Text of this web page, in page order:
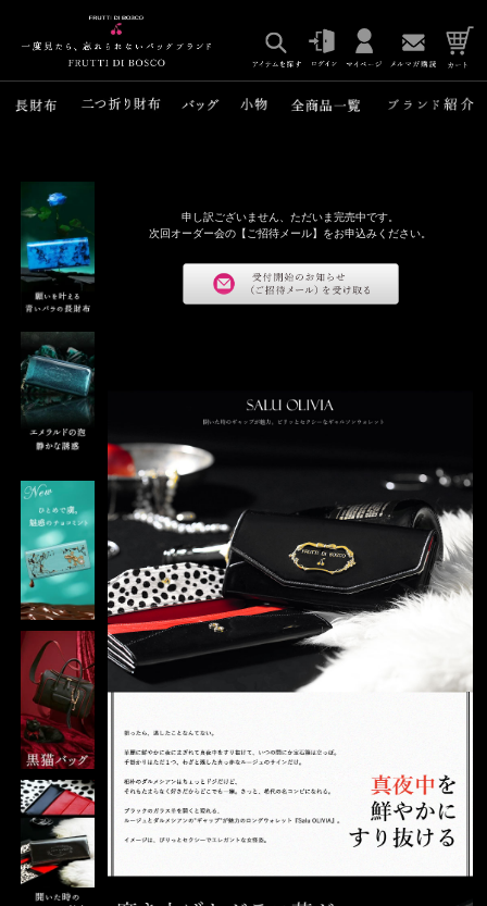
申し訳ございません、ただいま完売中です。
次回オーダー会の【ご招待メール】をお申込みください。